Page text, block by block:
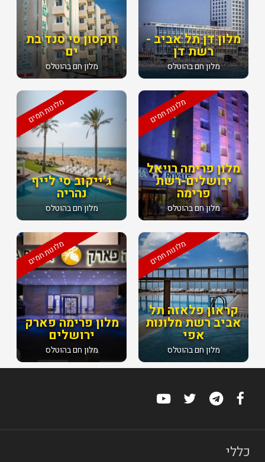
רוקסון סי סנד בת
ים
מלון חם בהוטלס
מלון דן תל אביב -
רשת דן
מלון חם בהוטלס
מלונות חמים
ג׳ייקוב סי לייף
נהריה
מלון חם בהוטלס
מלונות חמים
מלון פרימה רויאל
ירושלים-רשת
פרימה
מלון חם בהוטלס
מלונות חמים
מלון פרימה פארק
ירושלים
מלון חם בהוטלס
מלונות חמים
קראון פלאזה תל
אביב רשת מלונות
אפי
מלון חם בהוטלס
כללי